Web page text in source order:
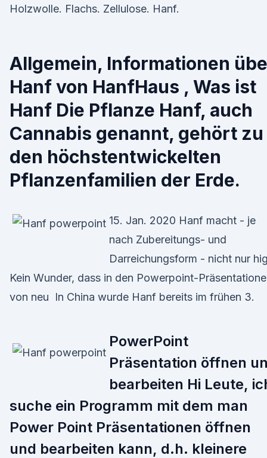
Holzwolle. Flachs. Zellulose. Hanf.
Allgemein, Informationen
Hanf von HanfHaus , Was ist
Hanf Die Pflanze Hanf, auch
Cannabis genannt, gehört zu
den höchstentwickelten
Pflanzenfamilien der Erde.
15. Jan. 2020 Hanf macht - je
nach Zubereitungs- und
Darreichungsform - nicht nur
Kein Wunder, dass in den Powerpoint-
von neu In China wurde Hanf bereits im frühen 3.
PowerPoint
Präsentation öffnen
bearbeiten Hi Leute,
suche ein Programm mit dem man
Power Point Präsentationen öffnen
und bearbeiten kann, d.h. kleinere